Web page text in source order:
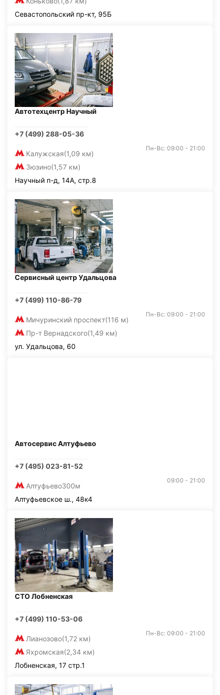
Севастопольский пр-кт, 95Б
Автотехцентр Научный
+7 (499) 288-05-36
Калужская(1,09 км)
Зюзино(1,57 км)
Пн-Вс: 09:00 - 21:00
Научный п-д, 14А, стр.8
Сервисный центр Удальцова
+7 (499) 110-86-79
Мичуринский проспект(116 м)
Пр-т Вернадского(1,49 км)
Пн-Вс: 09:00 - 21:00
ул. Удальцова, 60
Автосервис Алтуфьево
+7 (495) 023-81-52
Алтуфьево300м
09:00 - 21:00
Алтуфьевское ш., 48к4
СТО Лобненская
+7 (499) 110-53-06
Лианозово(1,72 км)
Яхромская(2,34 км)
Пн-Вс: 09:00 - 21:00
Лобненская, 17 стр.1